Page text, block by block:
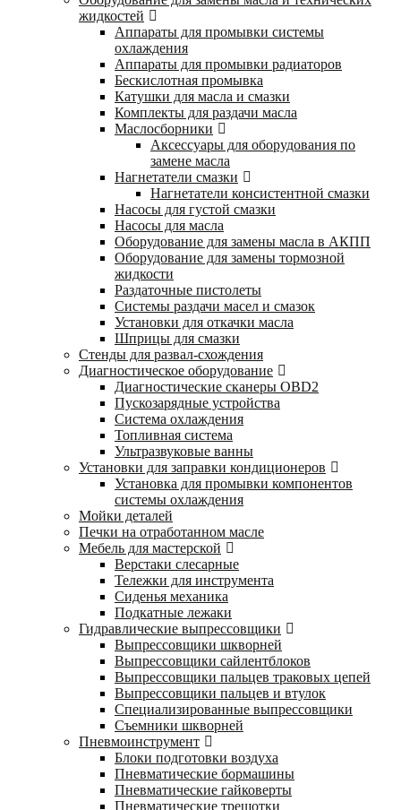
жидкостей
Аппараты для промывки системы
охлаждения
Аппараты для промывки радиаторов
Бескислотная промывка
Катушки для масла и смазки
Комплекты для раздачи масла
Маслосборники
Аксессуары для оборудования по
замене масла
Нагнетатели смазки
Нагнетатели консистентной смазки
Насосы для густой смазки
Насосы для масла
Оборудование для замены масла в АКПП
Оборудование для замены тормозной
жидкости
Раздаточные пистолеты
Системы раздачи масел и смазок
Установки для откачки масла
Шприцы для смазки
Стенды для развал-схождения
Диагностическое оборудование
Диагностические сканеры OBD2
Пускозарядные устройства
Система охлаждения
Топливная система
Ультразвуковые ванны
Установки для заправки кондиционеров
Установка для промывки компонентов
системы охлаждения
Мойки деталей
Печки на отработанном масле
Мебель для мастерской
Верстаки слесарные
Тележки для инструмента
Сиденья механика
Подкатные лежаки
Гидравлические выпрессовщики
Выпрессовщики шкворней
Выпрессовщики сайлентблоков
Выпрессовщики пальцев траковых цепей
Выпрессовщики пальцев и втулок
Специализированные выпрессовщики
Cъемники шкворней
Пневмоинструмент
Блоки подготовки воздуха
Пневматические бормашины
Пневматические гайковерты
Пневматические трещотки